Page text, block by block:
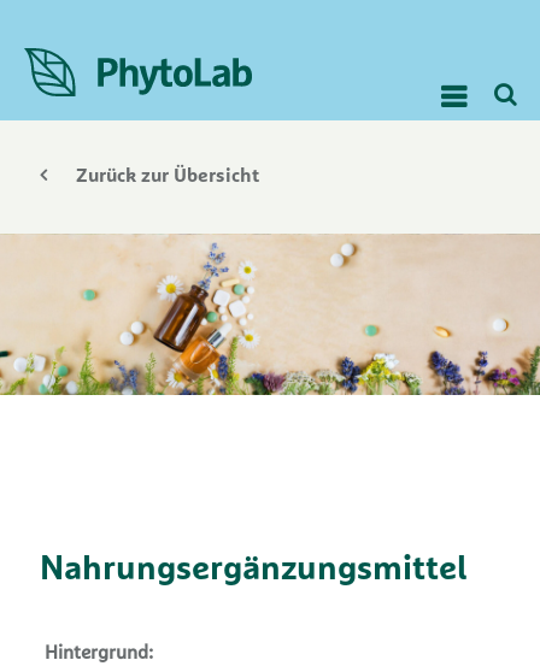
Zurück zur Übersicht
Nahrungsergänzungsmittel
Hintergrund: